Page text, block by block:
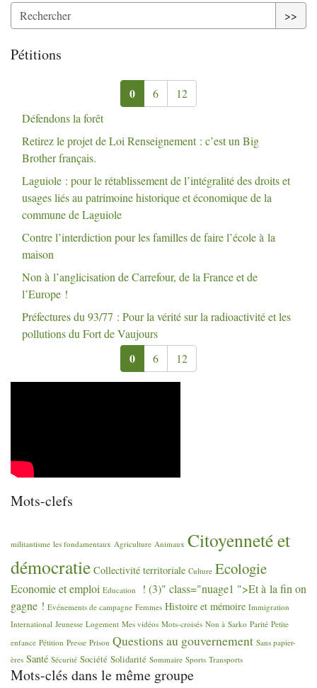
>>
Pétitions
0 6
12
Défendons la forêt
Retirez le projet de Loi Renseignement : c’est un Big
Brother français.
Laguiole : pour le rétablissement de l’intégralité des droits et
usages liés au patrimoine historique et économique de la
commune de Laguiole
Contre l’interdiction pour les familles de faire l’école à la
maison
Non à l’anglicisation de Carrefour, de la France et de
l’Europe !
Préfectures du 93/77 : Pour la vérité sur la radioactivité et les
pollutions du Fort de Vaujours
0 6 12
Mots-clefs
militantisme les fondamentaux Agriculture Animaux Citoyenneté et
démocratie Collectivité territoriale Culture Ecologie
Economie et emploi Education
! (3)" class="nuage1 ">Et à la fin on
gagne ! Evénements de campagne Femmes Histoire et mémoire Immigration
International Jeunesse Logement Mes vidéos Mots-croisés Non à Sarko Parité Petite
enfance Pétition Presse Prison Questions au gouvernement Sans papier-
ères Santé Sécurité Société Solidarité Sommaire Sports Transports
Mots-clés dans le même groupe